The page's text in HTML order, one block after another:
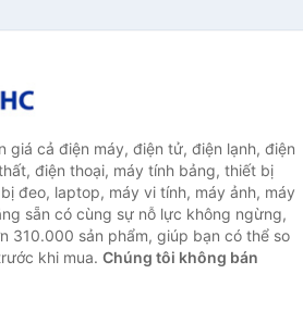
giá cả điện máy, điện tử, điện lạnh, điện
điện thoại, máy tính bảng, thiết bị
đeo, laptop, máy vi tính, máy ảnh, máy
sẵn có cùng sự nỗ lực không ngừng,
310.000 sản phẩm, giúp bạn có thể so
khi mua. Chúng tôi không bán